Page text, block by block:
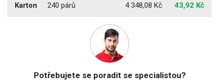
Karton
240 párů 4 348,08 Kč 43,92 Kč
Potřebujete se poradit se specialistou?